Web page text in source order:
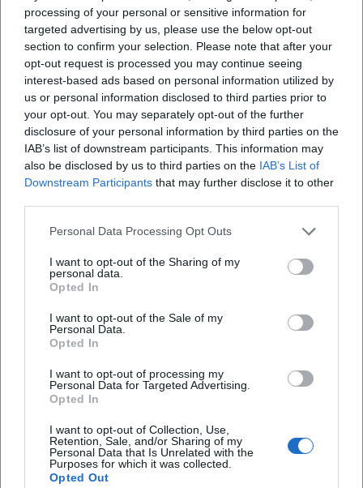
processing of your personal or sensitive information for
targeted advertising by us, please use the below opt-out
section to confirm your selection. Please note that after your
opt-out request is processed you may continue seeing
interest-based ads based on personal information utilized by
us or personal information disclosed to third parties prior to
your opt-out. You may separately opt-out of the further
disclosure of your personal information by third parties on the
IAB’s list of downstream participants. This information may
also be disclosed by us to third parties on the IAB’s List of
Downstream Participants that may further disclose it to other
Personal Data Processing Opt Outs
I want to opt-out of the Sharing of my
personal data.
Opted In
I want to opt-out of the Sale of my
Personal Data.
Opted In
I want to opt-out of processing my
Personal Data for Targeted Advertising.
Opted In
I want to opt-out of Collection, Use,
Retention, Sale, and/or Sharing of my
Personal Data that Is Unrelated with the
Purposes for which it was collected.
Opted Out
Instagram: kein offizielles Profil gefunden
Facebook: kein offizielles Profil gefunden
YouTube: kein offizielles Profil gefunden
TikTok: kein offizielles Profil gefunden
Quellen:
Reinhold Messner - Offizielle Website
Reinhold Messner - Biografie
Reinhold Messner Live - Tourtermine
Stadt Landshut - Sparkassen-Arena
Landshut live - Reinhold Messner: Über Leben
Map unavailable